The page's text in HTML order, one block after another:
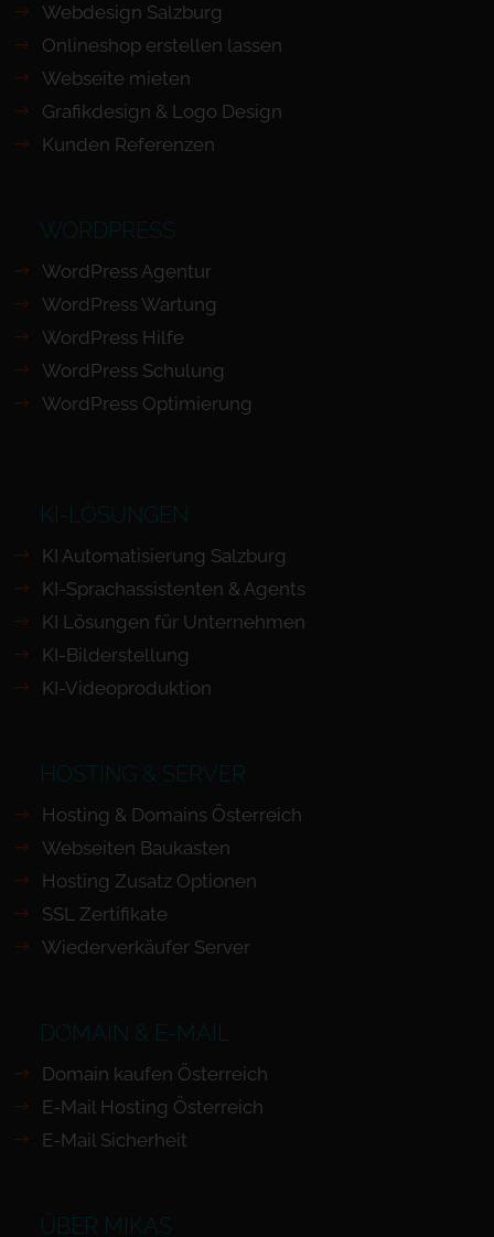
Webdesign Salzburg
Onlineshop erstellen lassen
Webseite mieten
Grafikdesign & Logo Design
Kunden Referenzen
WORDPRESS
WordPress Agentur
WordPress Wartung
WordPress Hilfe
WordPress Schulung
WordPress Optimierung
KI-LÖSUNGEN
KI Automatisierung Salzburg
KI-Sprachassistenten & Agents
KI Lösungen für Unternehmen
KI-Bilderstellung
KI-Videoproduktion
HOSTING & SERVER
Hosting & Domains Österreich
Webseiten Baukasten
Hosting Zusatz Optionen
SSL Zertifikate
Wiederverkäufer Server
DOMAIN & E-MAIL
Domain kaufen Österreich
E-Mail Hosting Österreich
E-Mail Sicherheit
ÜBER MIKAS